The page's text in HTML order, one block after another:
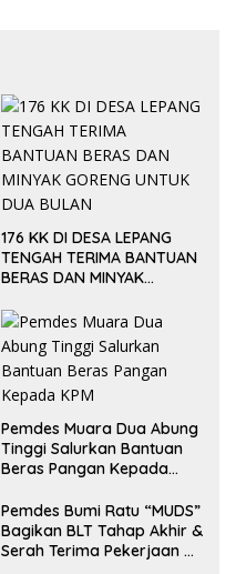
176 KK DI DESA LEPANG
TENGAH TERIMA BANTUAN
BERAS DAN MINYAK
BULAN
Pemdes Muara Dua Abung
Tinggi Salurkan Bantuan
Beras Pangan Kepada
Pemdes Bumi Ratu “MUDS”
Bagikan BLT Tahap Akhir &
Serah Terima Pekerjaan Di